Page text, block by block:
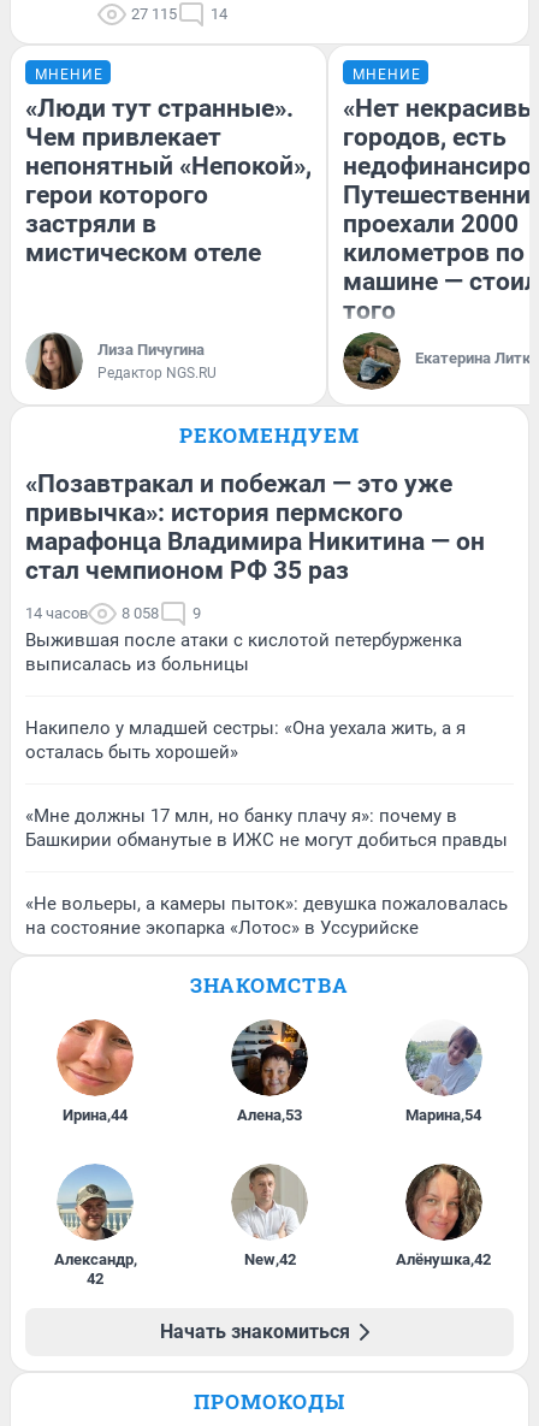
27 115 14
МНЕНИЕ
«Люди тут странные».
Чем привлекает
непонятный «Непокой»,
герои которого
застряли в
мистическом отеле
Лиза Пичугина
Редактор NGS.RU
МНЕНИЕ
«Нет
городов, есть
проехали 2000
километров по
машине —
того
Екатерина
РЕКОМЕНДУЕМ
«Позавтракал и побежал — это уже
привычка»: история пермского
марафонца Владимира Никитина — он
стал чемпионом РФ 35 раз
14 часов 8 058 9
Выжившая после атаки с кислотой петербурженка
выписалась из больницы
Накипело у младшей сестры: «Она уехала жить, а я
осталась быть хорошей»
«Мне должны 17 млн, но банку плачу я»: почему в
Башкирии обманутые в ИЖС не могут добиться правды
«Не вольеры, а камеры пыток»: девушка пожаловалась
на состояние экопарка «Лотос» в Уссурийске
ЗНАКОМСТВА
Ирина,44 Алена,53 Марина,54
Александр,
42
New,42 Алёнушка,42
Начать знакомиться
ПРОМОКОДЫ